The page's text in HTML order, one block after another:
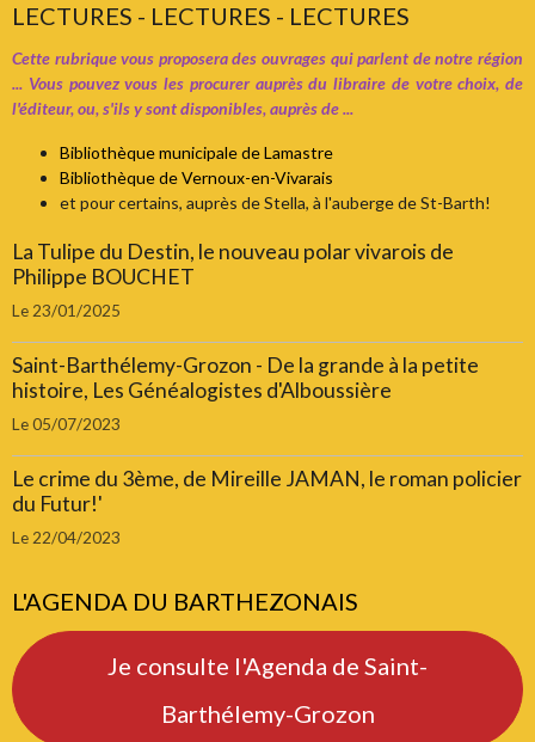
LECTURES - LECTURES - LECTURES
Cette rubrique vous proposera des ouvrages qui parlent de notre région
... Vous pouvez vous les procurer auprès du libraire de votre choix, de
l'éditeur, ou, s'ils y sont disponibles, auprès de ...
Bibliothèque municipale de Lamastre
Bibliothèque de Vernoux-en-Vivarais
et pour certains, auprès de Stella, à l'auberge de St-Barth!
La Tulipe du Destin, le nouveau polar vivarois de
Philippe BOUCHET
Le 23/01/2025
Saint-Barthélemy-Grozon - De la grande à la petite
histoire, Les Généalogistes d'Alboussière
Le 05/07/2023
Le crime du 3ème, de Mireille JAMAN, le roman policier
du Futur!'
Le 22/04/2023
L'AGENDA DU BARTHEZONAIS
Je consulte l'Agenda de Saint-
Barthélemy-Grozon